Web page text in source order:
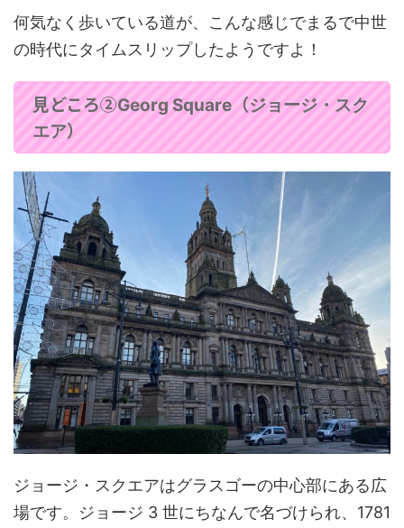
何気なく歩いている道が、こんな感じでまるで中世
の時代にタイムスリップしたようですよ！
見どころ②Georg Square （ジョージ・スク
エア）
ジョージ・スクエアはグラスゴーの中心部にある広
場です。ジョージ 3 世にちなんで名づけられ、1781